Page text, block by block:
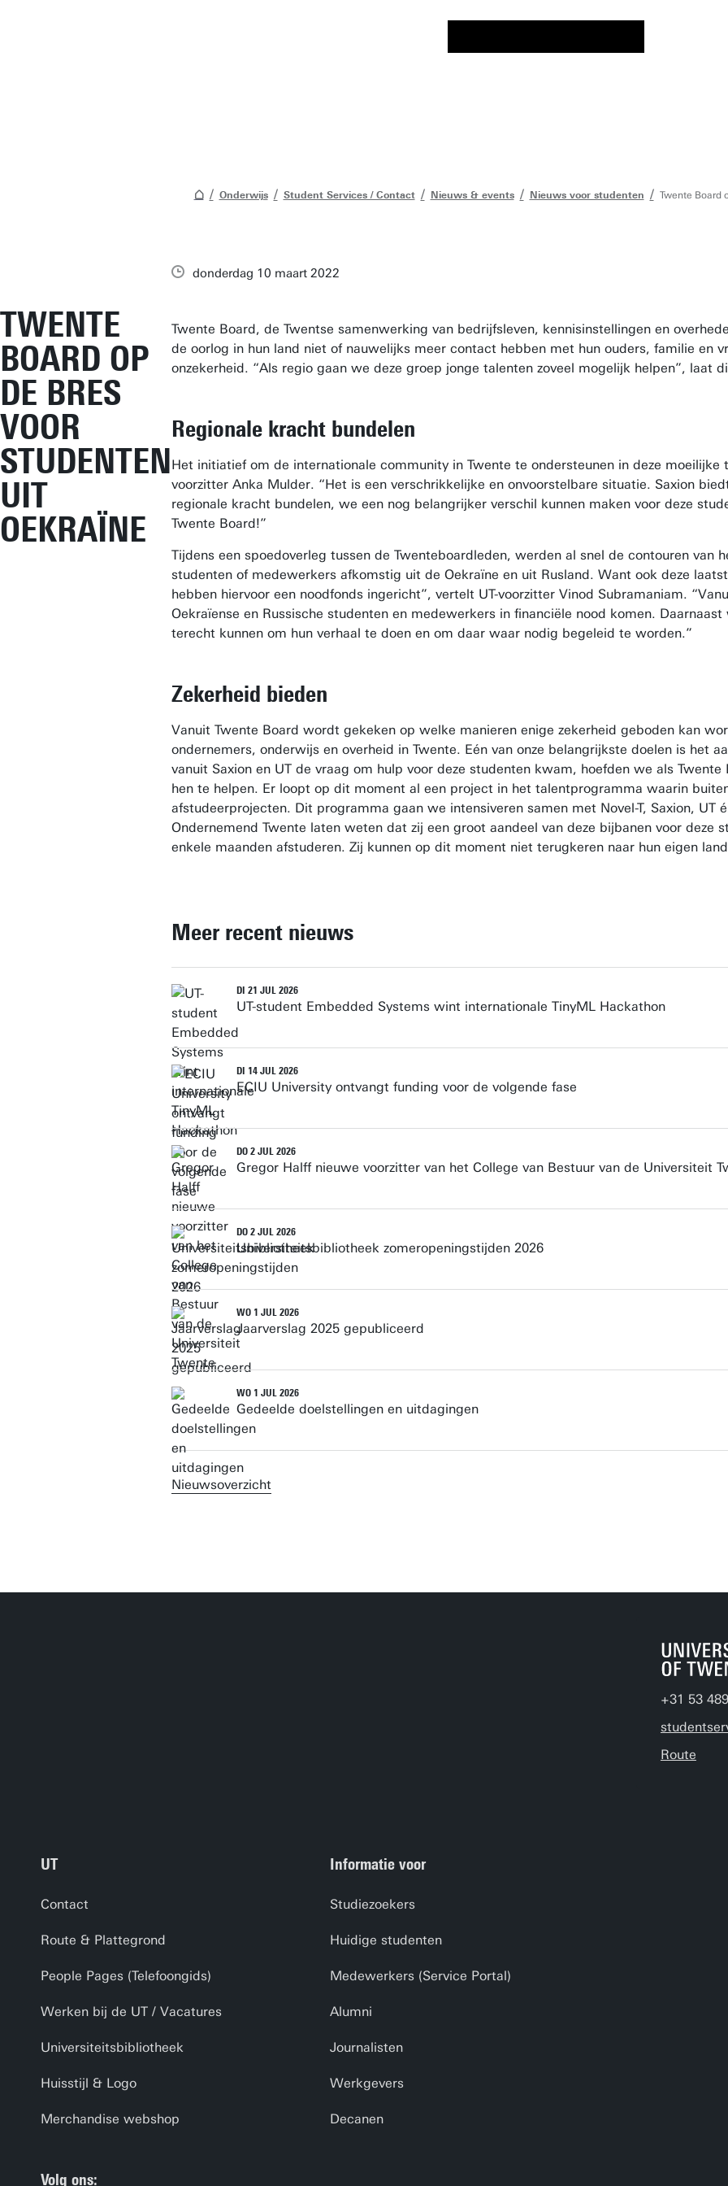
Onderwijs Student Services / Contact Nieuws & events Nieuws voor studenten Twente Board
TWENTE
BOARD OP
DE BRES
VOOR
STUDENTEN
UIT
OEKRAÏNE
donderdag 10 maart 2022
Twente Board, de Twentse samenwerking van bedrijfsleven, kennisinstellingen en
de oorlog in hun land niet of nauwelijks meer contact hebben met hun ouders, familie en
onzekerheid. “Als regio gaan we deze groep jonge talenten zoveel mogelijk helpen”, laat
Regionale kracht bundelen
Het initiatief om de internationale community in Twente te ondersteunen in deze
voorzitter Anka Mulder. “Het is een verschrikkelijke en onvoorstelbare situatie. Saxion
regionale kracht bundelen, we een nog belangrijker verschil kunnen maken voor deze
Twente Board!”
Tijdens een spoedoverleg tussen de Twenteboardleden, werden al snel de contouren
studenten of medewerkers afkomstig uit de Oekraïne en uit Rusland. Want ook deze
hebben hiervoor een noodfonds ingericht”, vertelt UT-voorzitter Vinod Subramaniam.
Oekraïense en Russische studenten en medewerkers in financiële nood komen.
terecht kunnen om hun verhaal te doen en om daar waar nodig begeleid te worden.”
Zekerheid bieden
Vanuit Twente Board wordt gekeken op welke manieren enige zekerheid geboden kan
ondernemers, onderwijs en overheid in Twente. Eén van onze belangrijkste doelen is het
vanuit Saxion en UT de vraag om hulp voor deze studenten kwam, hoefden we als
hen te helpen. Er loopt op dit moment al een project in het talentprogramma waarin
afstudeerprojecten. Dit programma gaan we intensiveren samen met Novel-T, Saxion,
Ondernemend Twente laten weten dat zij een groot aandeel van deze bijbanen voor
enkele maanden afstuderen. Zij kunnen op dit moment niet terugkeren naar hun eigen
Meer recent nieuws
DI 21 JUL 2026
UT-student Embedded Systems wint internationale TinyML Hackathon
DI 14 JUL 2026
ECIU University ontvangt funding voor de volgende fase
DO 2 JUL 2026
Gregor Halff nieuwe voorzitter van het College van Bestuur van de Universiteit
DO 2 JUL 2026
Universiteitsbibliotheek zomeropeningstijden 2026
WO 1 JUL 2026
Jaarverslag 2025 gepubliceerd
WO 1 JUL 2026
Gedeelde doelstellingen en uitdagingen
Nieuwsoverzicht
+31 53
Route
UT
Contact
Route & Plattegrond
People Pages (Telefoongids)
Werken bij de UT / Vacatures
Universiteitsbibliotheek
Huisstijl & Logo
Merchandise webshop
Informatie voor
Studiezoekers
Huidige studenten
Medewerkers (Service Portal)
Alumni
Journalisten
Werkgevers
Decanen
Volg ons: